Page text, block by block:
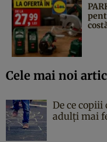
Cele mai noi
De ce
adulți mai